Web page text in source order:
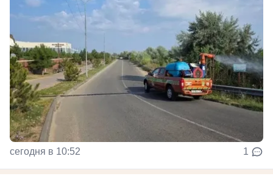
сегодня в 10:52 1